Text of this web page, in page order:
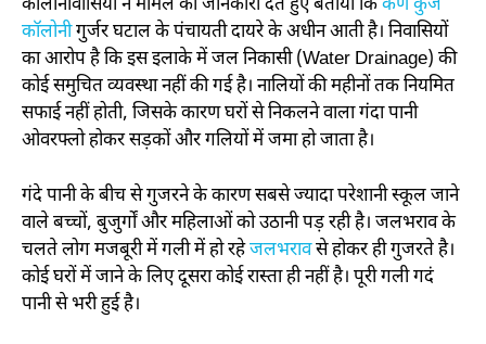
कॉलोनीवासियों ने मामले की जानकारी देते हुए बताया किकर्ण कुंज
कॉलोनीगुर्जर घटाल के पंचायती दायरे के अधीन आती है। निवासियों
का आरोप है कि इस इलाके में जल निकासी (Water Drainage) की
कोई समुचित व्यवस्था नहीं की गई है। नालियों की महीनों तक नियमित
सफाई नहीं होती, जिसके कारण घरों से निकलने वाला गंदा पानी
ओवरफ्लो होकर सड़कों और गलियों में जमा हो जाता है।
गंदे पानी के बीच से गुजरने के कारण सबसे ज्यादा परेशानी स्कूल जाने
वाले बच्चों, बुजुर्गों और महिलाओं को उठानी पड़ रही है। जलभराव के
चलते लोग मजबूरी में गली में हो रहेजलभरावसे होकर ही गुजरते है।
कोई घरों में जाने के लिए दूसरा कोई रास्ता ही नहीं है। पूरी गली गदं
पानी से भरी हुई है।